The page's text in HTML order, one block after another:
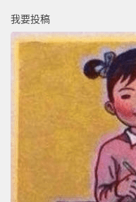
我要投稿